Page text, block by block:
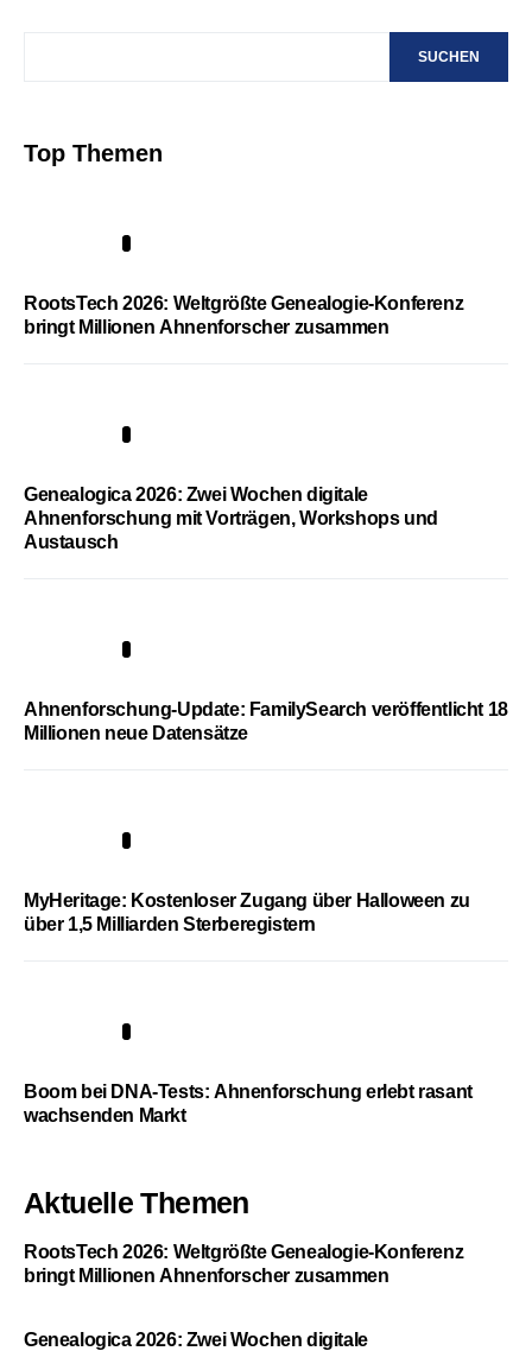
SUCHEN
Top Themen
RootsTech 2026: Weltgrößte Genealogie-Konferenz
bringt Millionen Ahnenforscher zusammen
Genealogica 2026: Zwei Wochen digitale
Ahnenforschung mit Vorträgen, Workshops und
Austausch
Ahnenforschung-Update: FamilySearch veröffentlicht 18
Millionen neue Datensätze
MyHeritage: Kostenloser Zugang über Halloween zu
über 1,5 Milliarden Sterberegistern
Boom bei DNA-Tests: Ahnenforschung erlebt rasant
wachsenden Markt
Aktuelle Themen
RootsTech 2026: Weltgrößte Genealogie-Konferenz
bringt Millionen Ahnenforscher zusammen
Genealogica 2026: Zwei Wochen digitale